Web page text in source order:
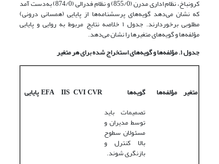
کرونباخ، نظام اداری مدرن (855/0) و نظام فدرالی (874/0) به‌دست آمد
که نشان‌ می‌دهد گویه‌های پرسشنامه‌ها از پایایی (همسانی درونی)
مطلوبی برخوردارند. جدول ۱ خلاصه نتایج مربوط به روایی و پایایی
مؤلفه‌ها و گویه‌های متغیرها را نشان می‌دهد.
جدول ۱. مؤلفه
ها و گویههای استخراج شده برای هر متغیر
متغیر مؤلفهها گویهها CVR
CVI
IIS
EFAپایایی
تصمیمات باید
توسط مدیران و
مسئولان سطوح
بالا کنترل و
بازنگری شوند.